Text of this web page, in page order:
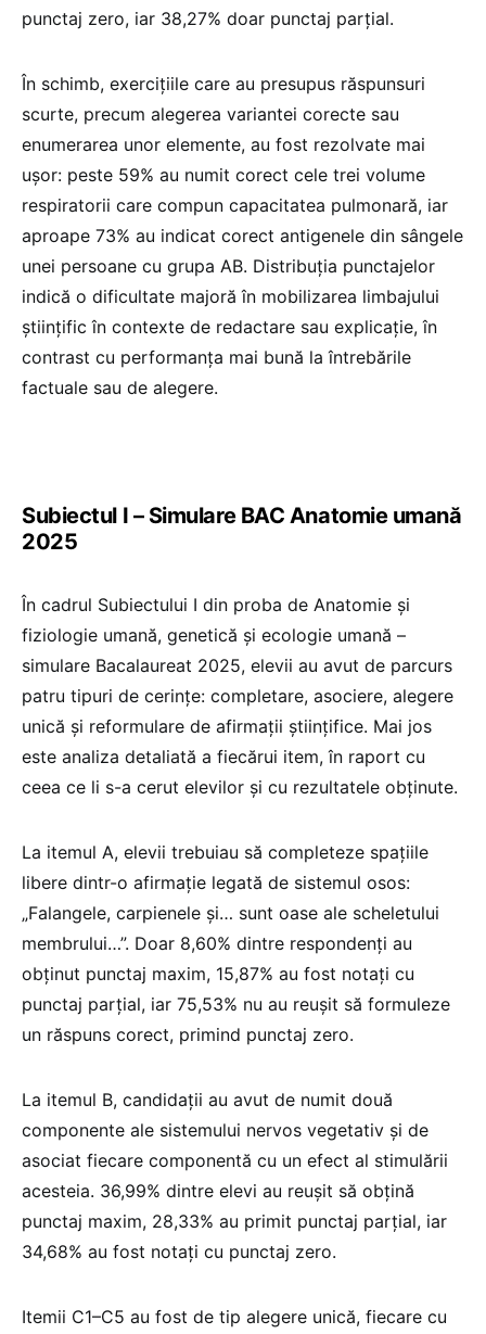
punctaj zero, iar 38,27% doar punctaj parțial.
În schimb, exercițiile care au presupus răspunsuri
scurte, precum alegerea variantei corecte sau
enumerarea unor elemente, au fost rezolvate mai
ușor: peste 59% au numit corect cele trei volume
respiratorii care compun capacitatea pulmonară, iar
aproape 73% au indicat corect antigenele din sângele
unei persoane cu grupa AB. Distribuția punctajelor
indică o dificultate majoră în mobilizarea limbajului
științific în contexte de redactare sau explicație, în
contrast cu performanța mai bună la întrebările
factuale sau de alegere.
Subiectul I – Simulare BAC Anatomie umană
2025
În cadrul Subiectului I din proba de Anatomie și
fiziologie umană, genetică și ecologie umană –
simulare Bacalaureat 2025, elevii au avut de parcurs
patru tipuri de cerințe: completare, asociere, alegere
unică și reformulare de afirmații științifice. Mai jos
este analiza detaliată a fiecărui item, în raport cu
ceea ce li s-a cerut elevilor și cu rezultatele obținute.
La itemul A, elevii trebuiau să completeze spațiile
libere dintr-o afirmație legată de sistemul osos:
„Falangele, carpienele și… sunt oase ale scheletului
membrului…”. Doar 8,60% dintre respondenți au
obținut punctaj maxim, 15,87% au fost notați cu
punctaj parțial, iar 75,53% nu au reușit să formuleze
un răspuns corect, primind punctaj zero.
La itemul B, candidații au avut de numit două
componente ale sistemului nervos vegetativ și de
asociat fiecare componentă cu un efect al stimulării
acesteia. 36,99% dintre elevi au reușit să obțină
punctaj maxim, 28,33% au primit punctaj parțial, iar
34,68% au fost notați cu punctaj zero.
Itemii C1–C5 au fost de tip alegere unică, fiecare cu